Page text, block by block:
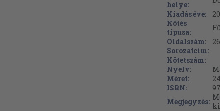
helye:
Kiadás éve:
Kötés
típusa:
Oldalszám:
Sorozatcím:
Kötetszám:
Nyelv:
Méret:
ISBN:
Megjegyzés: